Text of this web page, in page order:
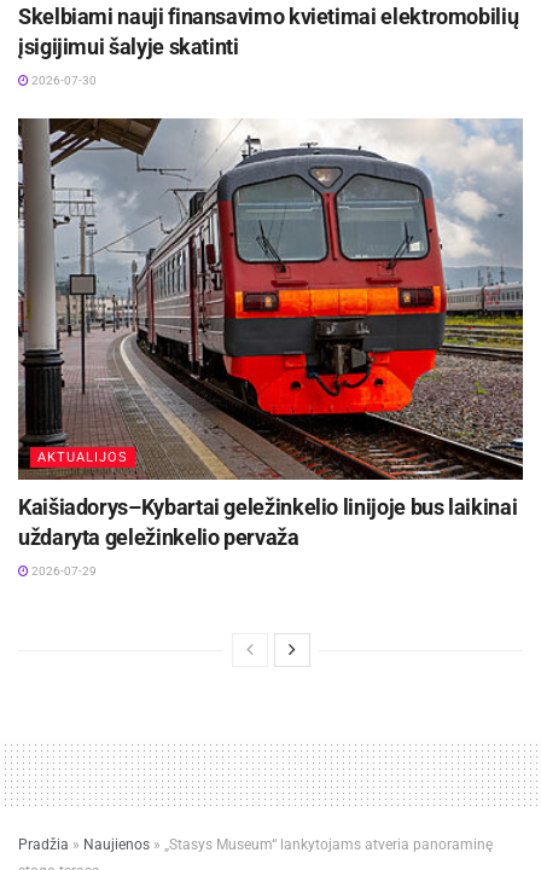
Skelbiami nauji finansavimo kvietimai elektromobilių
įsigijimui šalyje skatinti
2026-07-30
AKTUALIJOS
Kaišiadorys–Kybartai geležinkelio linijoje bus laikinai
uždaryta geležinkelio pervaža
2026-07-29
Pradžia » Naujienos » „Stasys Museum“ lankytojams atveria panoraminę